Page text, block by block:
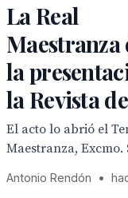
La Real
Maestranza
la
la Revista
El acto lo abrió el
Maestranza, Excmo.
Antonio Rendón •